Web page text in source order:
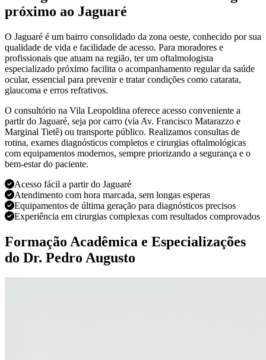
próximo ao Jaguaré
O Jaguaré é um bairro consolidado da zona oeste, conhecido por sua
qualidade de vida e facilidade de acesso. Para moradores e
profissionais que atuam na região, ter um oftalmologista
especializado próximo facilita o acompanhamento regular da saúde
ocular, essencial para prevenir e tratar condições como catarata,
glaucoma e erros refrativos.
O consultório na Vila Leopoldina oferece acesso conveniente a
partir do Jaguaré, seja por carro (via Av. Francisco Matarazzo e
Marginal Tietê) ou transporte público. Realizamos consultas de
rotina, exames diagnósticos completos e cirurgias oftalmológicas
com equipamentos modernos, sempre priorizando a segurança e o
bem-estar do paciente.
Acesso fácil a partir do Jaguaré
Atendimento com hora marcada, sem longas esperas
Equipamentos de última geração para diagnósticos precisos
Experiência em cirurgias complexas com resultados comprovados
Formação Acadêmica e Especializações
do Dr. Pedro Augusto